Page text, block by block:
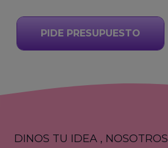
PIDE PRESUPUESTO
DINOS TU IDEA , NOSOTROS